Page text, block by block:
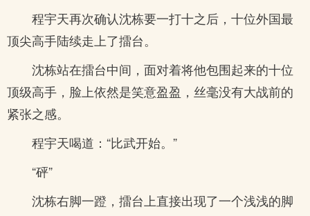
程宇天再次确认沈栋要一打十之后，十位外国最
顶尖高手陆续走上了擂台。
沈栋站在擂台中间，面对着将他包围起来的十位
顶级高手，脸上依然是笑意盈盈，丝毫没有大战前的
紧张之感。
程宇天喝道：“比武开始。”
“砰”
沈栋右脚一蹬，擂台上直接出现了一个浅浅的脚